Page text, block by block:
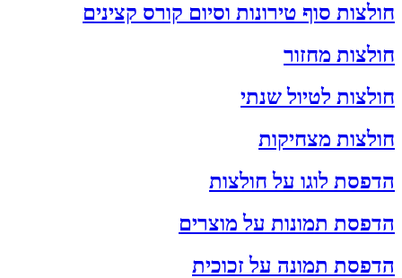
חולצות סוף טירונות וסיום קורס קצינים
חולצות מחזור
חולצות לטיול שנתי
חולצות מצחיקות
הדפסת לוגו על חולצות
הדפסת תמונות על מוצרים
הדפסת תמונה על זכוכית